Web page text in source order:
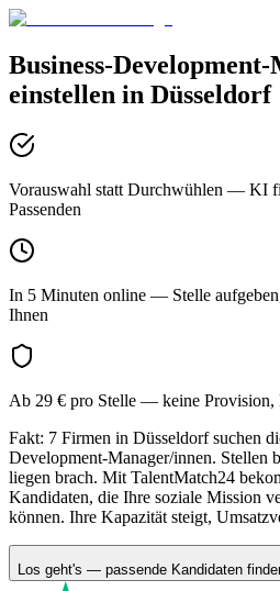
Business-
einstellen in Düsseldorf
Vorauswahl statt Durchwühlen — KI
Passenden
In 5 Minuten online — Stelle
Ihnen
Ab 29 € pro Stelle — keine Provision,
Fakt: 7 Firmen in Düsseldorf suchen
Development-Manager/innen. Stellen
liegen brach. Mit TalentMatch24
Kandidaten, die Ihre soziale Mission
können. Ihre Kapazität steigt,
Los geht's — passende Kandidaten